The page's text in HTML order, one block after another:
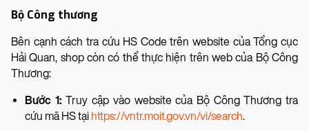
Bộ Công thương
Bên cạnh cách tra cứu HS Code trên website của Tổng cục
Hải Quan, shop còn có thể thực hiện trên web của Bộ Công
Thương:
Bước 1:Truy cập vào website của Bộ Công Thương tra
cứu mã HS tại https://vntr.moit.gov.vn/vi/search.